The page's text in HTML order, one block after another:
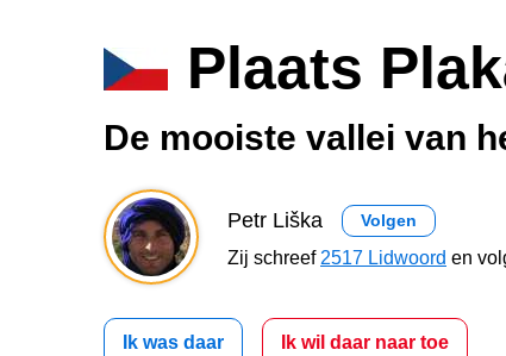
Plaats
De mooiste vallei van
Petr Liška Volgen
Zij schreef 2517 Lidwoord en
Ik was daar Ik wil daar naar toe